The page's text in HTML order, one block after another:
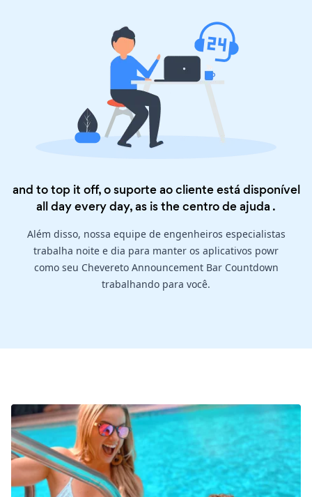
and to top it off, o suporte ao cliente está disponível
all day every day, as is thecentro de ajuda .
Além disso, nossa equipe de engenheiros especialistas
trabalha noite e dia para manter os aplicativos powr
como seu Chevereto Announcement Bar Countdown
trabalhando para você.